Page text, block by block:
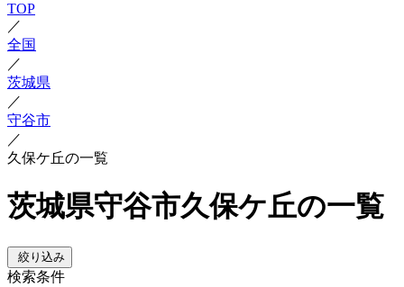
TOP
／
全国
／
茨城県
／
守谷市
／
久保ケ丘の一覧
茨城県守谷市久保ケ丘の一覧
絞り込み
検索条件